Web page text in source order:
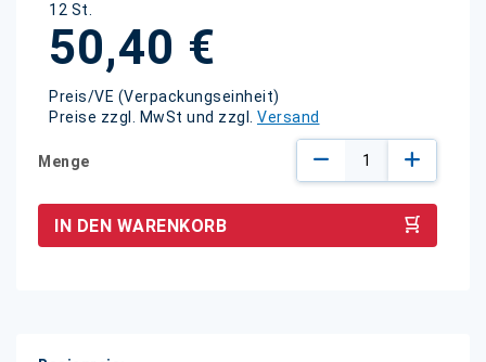
12 St.
50,40 €
Preis/VE (Verpackungseinheit)
Preise zzgl. MwSt und zzgl. Versand
Menge
IN DEN WARENKORB